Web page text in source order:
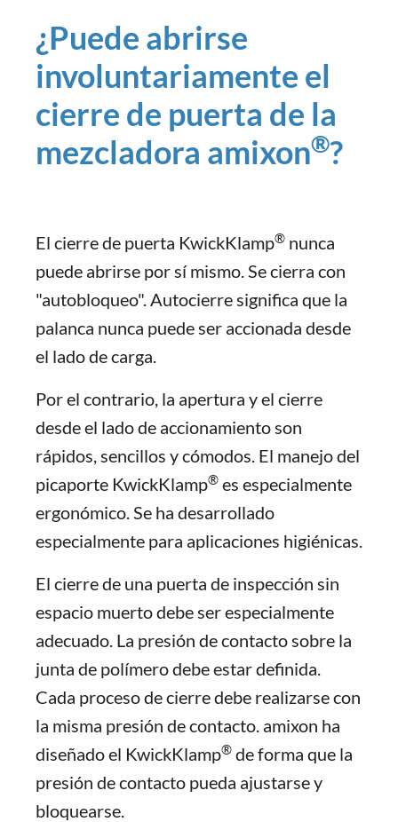
¿Puede abrirse
involuntariamente el
cierre de puerta de la
mezcladora amixon®?
El cierre de puerta KwickKlamp® nunca
puede abrirse por sí mismo. Se cierra con
"autobloqueo". Autocierre significa que la
palanca nunca puede ser accionada desde
el lado de carga.
Por el contrario, la apertura y el cierre
desde el lado de accionamiento son
rápidos, sencillos y cómodos. El manejo del
picaporte KwickKlamp® es especialmente
ergonómico. Se ha desarrollado
especialmente para aplicaciones higiénicas.
El cierre de una puerta de inspección sin
espacio muerto debe ser especialmente
adecuado. La presión de contacto sobre la
junta de polímero debe estar definida.
Cada proceso de cierre debe realizarse con
la misma presión de contacto. amixon ha
diseñado el KwickKlamp® de forma que la
presión de contacto pueda ajustarse y
bloquearse.